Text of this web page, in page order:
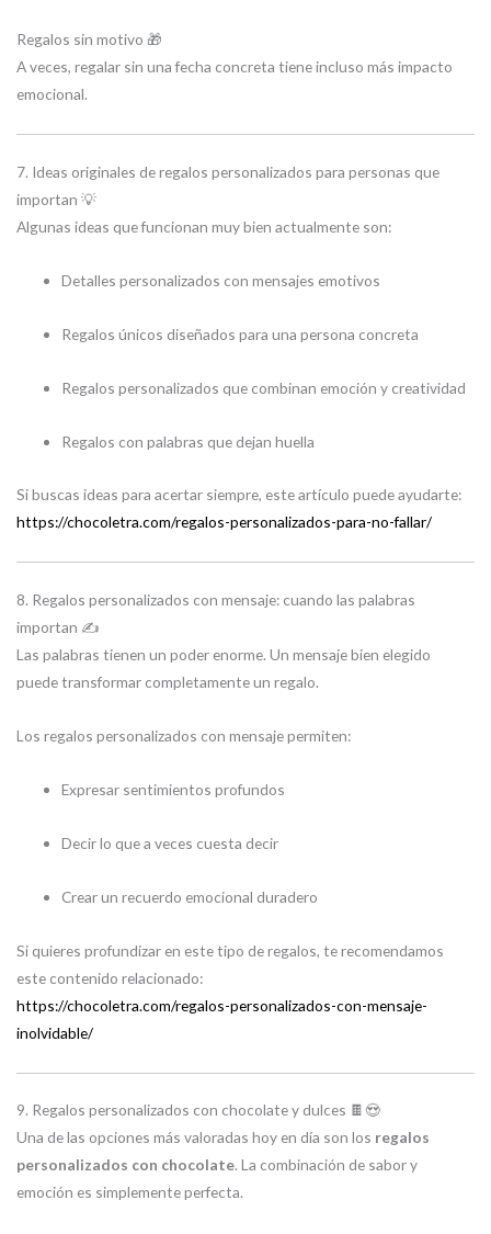
Regalos sin motivo 🎁
A veces, regalar sin una fecha concreta tiene incluso más impacto
emocional.
7. Ideas originales de regalos personalizados para personas que
importan 💡
Algunas ideas que funcionan muy bien actualmente son:
Detalles personalizados con mensajes emotivos
Regalos únicos diseñados para una persona concreta
Regalos personalizados que combinan emoción y creatividad
Regalos con palabras que dejan huella
Si buscas ideas para acertar siempre, este artículo puede ayudarte:
https://chocoletra.com/regalos-personalizados-para-no-fallar/
8. Regalos personalizados con mensaje: cuando las palabras
importan ✍️
Las palabras tienen un poder enorme. Un mensaje bien elegido
puede transformar completamente un regalo.
Los regalos personalizados con mensaje permiten:
Expresar sentimientos profundos
Decir lo que a veces cuesta decir
Crear un recuerdo emocional duradero
Si quieres profundizar en este tipo de regalos, te recomendamos
este contenido relacionado:
https://chocoletra.com/regalos-personalizados-con-mensaje-
inolvidable/
9. Regalos personalizados con chocolate y dulces 🍫😍
Una de las opciones más valoradas hoy en día son los regalos
personalizados con chocolate. La combinación de sabor y
emoción es simplemente perfecta.